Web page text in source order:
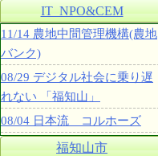
IT_NPO&CEM
11/14 農地中間管理機構(農地
バンク)
08/29 デジタル社会に乗り遅
れない 「福知山」
08/04 日本流 コルホーズ
福知山市